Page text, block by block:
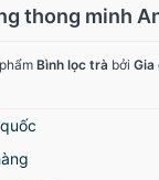
thong minh
Bình lọc trà bởi Gia